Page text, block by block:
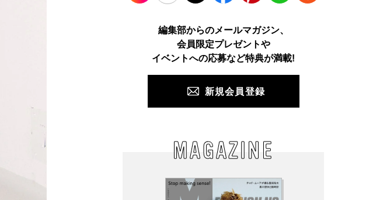
TikTok Facebook Pinterest LINE
編集部からのメールマガジン、
会員限定プレゼントや
イベントへの応募など特典が満載!
新規会員登録
MAGAZINE